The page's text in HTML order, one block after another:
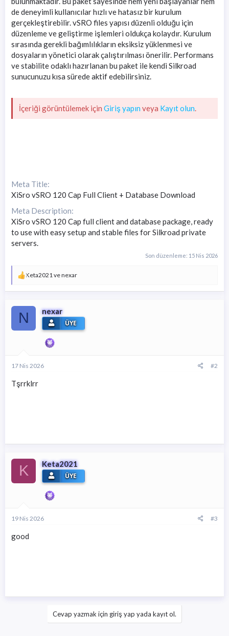
de deneyimli kullanıcılar hızlı ve hatasız bir kurulum
gerçekleştirebilir. vSRO files yapısı düzenli olduğu için
düzenleme ve geliştirme işlemleri oldukça kolaydır. Kurulum
sırasında gerekli bağımlılıkların eksiksiz yüklenmesi ve
dosyaların yönetici olarak çalıştırılması önerilir. Performans
ve stabilite odaklı hazırlanan bu paket ile kendi Silkroad
sunucunuzu kısa sürede aktif edebilirsiniz.
İçeriği görüntülemek için Giriş yapınveya Kayıt olun.
Meta Title
XiSro vSRO 120 Cap Full Client + Database Download
Meta Description
XiSro vSRO 120 Cap full client and database package, ready
to use with easy setup and stable files for Silkroad private
servers.
Son düzenleme: 15 Nis 2026
T
p
i
e
r
Keta2021 venexar
N nexar
ÜYE
17 Nis 2026 #2
Tşrrklrr
K Keta2021
ÜYE
19 Nis 2026 #3
good
Cevap yazmak için giriş yap yada kayıt ol.